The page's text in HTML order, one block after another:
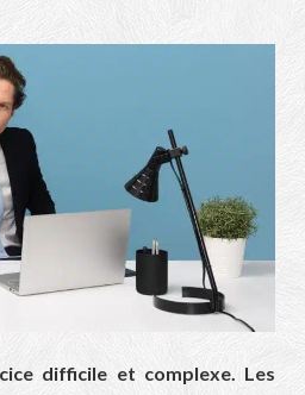
difficile et complexe. Les